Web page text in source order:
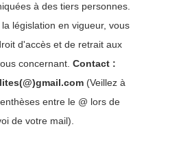
à des tiers personnes.
législation en vigueur, vous
d'accès et de retrait aux
concernant. Contact :
(Veillez à
entre le @ lors de
de votre mail).